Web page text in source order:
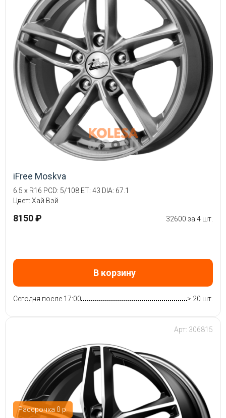
iFree Moskva
6.5 x R16 PCD: 5/108 ET: 43 DIA: 67.1
Цвет: Хай Вэй
8150 ₽ 32600 за 4 шт.
В корзину
Сегодня после 17:00 > 20 шт.
Рассрочка 0 р.
Арт: 306815